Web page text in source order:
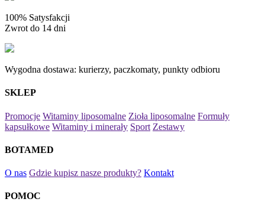
100% Satysfakcji
Zwrot do 14 dni
Wygodna dostawa: kurierzy, paczkomaty, punkty odbioru
SKLEP
Promocje Witaminy liposomalne Zioła liposomalne Formuły
kapsułkowe Witaminy i minerały Sport Zestawy
BOTAMED
O nas Gdzie kupisz nasze produkty? Kontakt
POMOC